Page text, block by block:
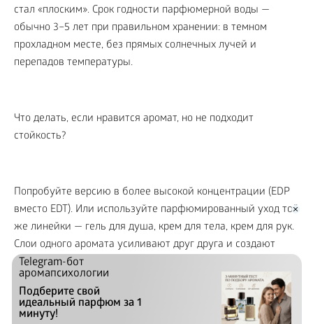
стал «плоским». Срок годности парфюмерной воды —
обычно 3–5 лет при правильном хранении: в темном
прохладном месте, без прямых солнечных лучей и
перепадов температуры.
Что делать, если нравится аромат, но не подходит
стойкость?
Попробуйте версию в более высокой концентрации (EDP
вместо EDT). Или используйте парфюмированный уход той
же линейки — гель для душа, крем для тела, крем для рук.
Слои одного аромата усиливают друг друга и создают
более длительное звучание.
Как выбрать аромат в подарок?
Telegram-бот
аромапсихологии
Подберите свой
идеальный парфюм за 1
минуту!